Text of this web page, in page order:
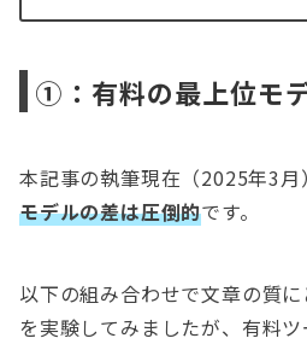
①：有料の最上位モ
本記事の執筆現在（2025年3月
モデルの差は圧倒的です。
以下の組み合わせで文章の質
を実験してみましたが、有料